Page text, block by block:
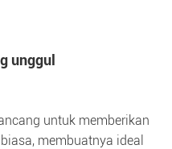
unggul
untuk memberikan
membuatnya ideal